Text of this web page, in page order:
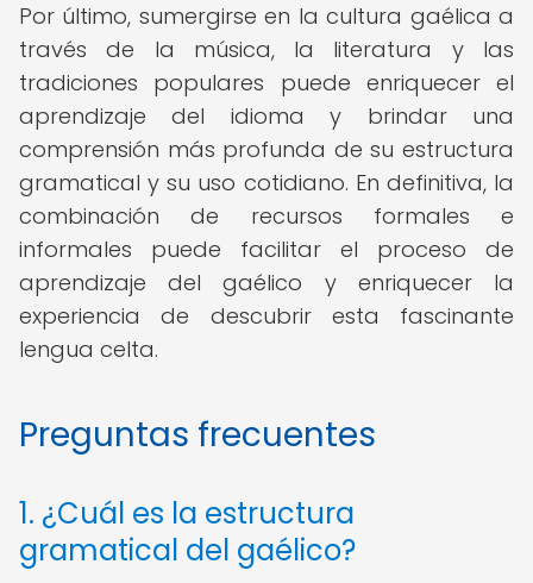
Por último, sumergirse en la cultura gaélica a
través de la música, la literatura y las
tradiciones populares puede enriquecer el
aprendizaje del idioma y brindar una
comprensión más profunda de su estructura
gramatical y su uso cotidiano. En definitiva, la
combinación de recursos formales e
informales puede facilitar el proceso de
aprendizaje del gaélico y enriquecer la
experiencia de descubrir esta fascinante
lengua celta.
Preguntas frecuentes
1. ¿Cuál es la estructura
gramatical del gaélico?